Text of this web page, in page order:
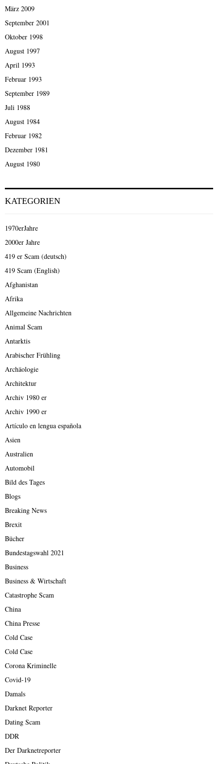
März 2009
September 2001
Oktober 1998
August 1997
April 1993
Februar 1993
September 1989
Juli 1988
August 1984
Februar 1982
Dezember 1981
August 1980
KATEGORIEN
1970erJahre
2000er Jahre
419 er Scam (deutsch)
419 Scam (English)
Afghanistan
Afrika
Allgemeine Nachrichten
Animal Scam
Antarktis
Arabischer Frühling
Archäologie
Architektur
Archiv 1980 er
Archiv 1990 er
Artículo en lengua española
Asien
Australien
Automobil
Bild des Tages
Blogs
Breaking News
Brexit
Bücher
Bundestagswahl 2021
Business
Business & Wirtschaft
Catastrophe Scam
China
China Presse
Cold Case
Cold Case
Corona Kriminelle
Covid-19
Damals
Darknet Reporter
Dating Scam
DDR
Der Darknetreporter